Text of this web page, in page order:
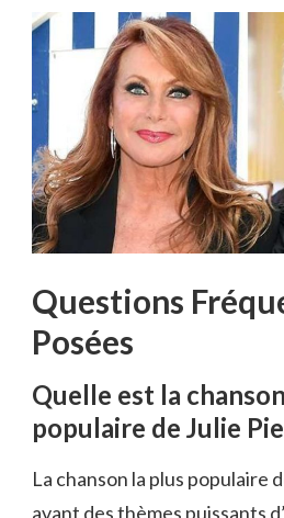
Questions
Posées
Quelle est la
populaire de Julie
La chanson la plus populaire
avant des thèmes puissants